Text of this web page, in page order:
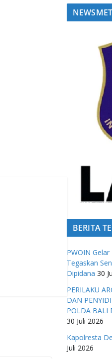
BERITA
PWOIN
Tegaskan
Dipidana 30
PERILAKU
DAN
POLDA BALI
30 Juli 2026
Kapolresta
Juli 2026